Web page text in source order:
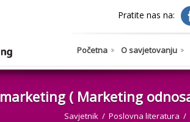
Pratite nas na:
Početna O savjetovanju
( Marketing
Savjetnik Poslovna literatura